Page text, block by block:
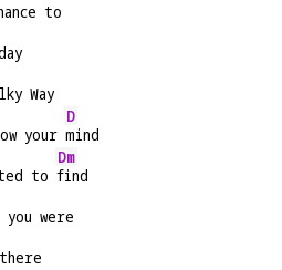
to
Way
your
D
mind
to
Dm
find
were